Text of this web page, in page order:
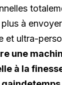
à
et ultra-
une
à la